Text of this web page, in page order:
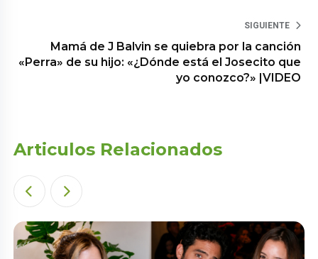
SIGUIENTE
Mamá de J Balvin se quiebra por la canción
«Perra» de su hijo: «¿Dónde está el Josecito que
yo conozco?» |VIDEO
Articulos Relacionados